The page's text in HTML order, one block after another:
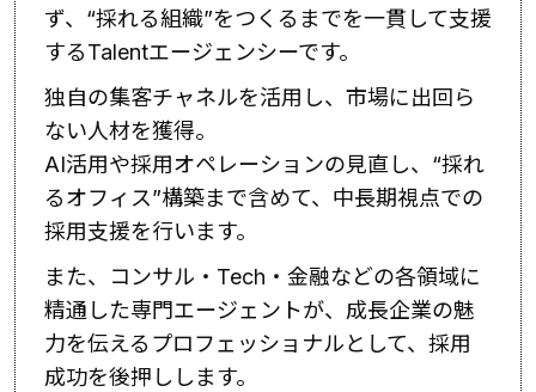
ず、“採れる組織”をつくるまでを一貫して支援
するTalentエージェンシーです。
独自の集客チャネルを活用し、市場に出回ら
ない人材を獲得。
AI活用や採用オペレーションの見直し、“採れ
るオフィス”構築まで含めて、中長期視点での
採用支援を行います。
また、コンサル・Tech・金融などの各領域に
精通した専門エージェントが、成長企業の魅
力を伝えるプロフェッショナルとして、採用
成功を後押しします。